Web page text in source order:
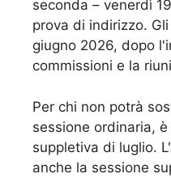
seconda – venerdì
prova di indirizzo.
giugno 2026, dopo
commissioni e la
Per chi non potrà
sessione ordinaria,
suppletiva di luglio.
anche la sessione